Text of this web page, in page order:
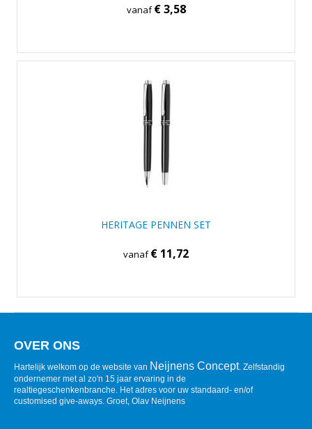
vanaf€ 3,58
HERITAGE PENNEN SET
vanaf€ 11,72
OVER ONS
Hartelijk welkom op de website van Neijnens Concept. Zelfstandig
ondernemer met al zo'n 15 jaar ervaring in de
realtiegeschenkenbranche. Het adres voor uw standaard- en/of
customised give-aways. Groet, Olav Neijnens